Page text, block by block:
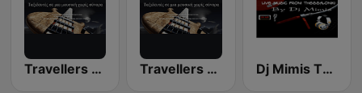
Travellers Web Radio Travellers Web Radio Dj Mimis The Radio